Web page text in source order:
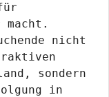
nicht
sondern
in